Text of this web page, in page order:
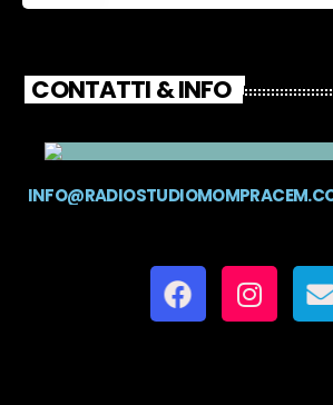
CONTATTI & INFO